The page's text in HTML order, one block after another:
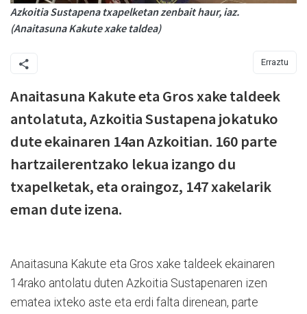
Azkoitia Sustapena txapelketan zenbait haur, iaz.
(Anaitasuna Kakute xake taldea)
Erraztu
Anaitasuna Kakute eta Gros xake taldeek
antolatuta, Azkoitia Sustapena jokatuko
dute ekainaren 14an Azkoitian. 160 parte
hartzailerentzako lekua izango du
txapelketak, eta oraingoz, 147 xakelarik
eman dute izena.
Anaitasuna Kakute eta Gros xake taldeek ekainaren
14rako antolatu duten Azkoitia Sustapenaren izen
ematea ixteko aste eta erdi falta direnean, parte